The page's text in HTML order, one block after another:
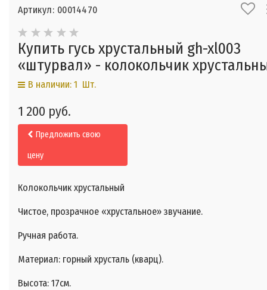
Артикул: 00014470
Купить гусь хрустальный gh-xl003
«штурвал» - колокольчик
В наличии: 1 Шт.
1 200 руб.
Предложить свою
цену
Колокольчик хрустальный
Чистое, прозрачное «хрустальное» звучание.
Ручная работа.
Материал: горный хрусталь (кварц).
Высота: 17см.